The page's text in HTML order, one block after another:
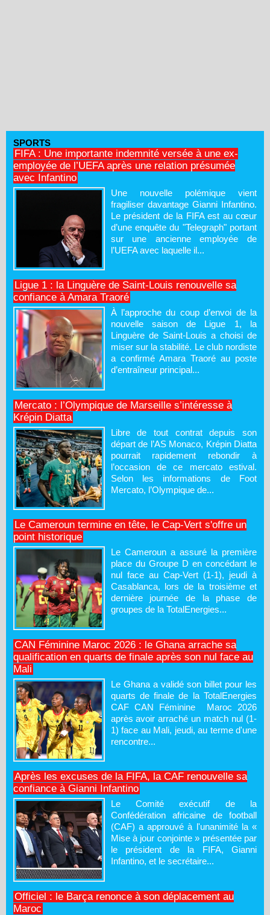
SPORTS
FIFA : Une importante indemnité versée à une ex-
employée de l’UEFA après une relation présumée
avec Infantino
Une nouvelle polémique vient
fragiliser davantage Gianni Infantino.
Le président de la FIFA est au cœur
d’une enquête du "Telegraph" portant
sur une ancienne employée de
l’UEFA avec laquelle il...
Ligue 1 : la Linguère de Saint-Louis renouvelle sa
confiance à Amara Traoré
À l’approche du coup d’envoi de la
nouvelle saison de Ligue 1, la
Linguère de Saint-Louis a choisi de
miser sur la stabilité. Le club nordiste
a confirmé Amara Traoré au poste
d’entraîneur principal...
Mercato : l’Olympique de Marseille s’intéresse à
Krépin Diatta
Libre de tout contrat depuis son
départ de l’AS Monaco, Krépin Diatta
pourrait rapidement rebondir à
l’occasion de ce mercato estival.
Selon les informations de Foot
Mercato, l’Olympique de...
Le Cameroun termine en tête, le Cap-Vert s'offre un
point historique
Le Cameroun a assuré la première
place du Groupe D en concédant le
nul face au Cap-Vert (1-1), jeudi à
Casablanca, lors de la troisième et
dernière journée de la phase de
groupes de la TotalEnergies...
CAN Féminine Maroc 2026 : le Ghana arrache sa
qualification en quarts de finale après son nul face au
Mali
Le Ghana a validé son billet pour les
quarts de finale de la TotalEnergies
CAF CAN Féminine Maroc 2026
après avoir arraché un match nul (1-
1) face au Mali, jeudi, au terme d'une
rencontre...
Après les excuses de la FIFA, la CAF renouvelle sa
confiance à Gianni Infantino
Le Comité exécutif de la
Confédération africaine de football
(CAF) a approuvé à l'unanimité la «
Mise à jour conjointe » présentée par
le président de la FIFA, Gianni
Infantino, et le secrétaire...
Officiel : le Barça renonce à son déplacement au
Maroc